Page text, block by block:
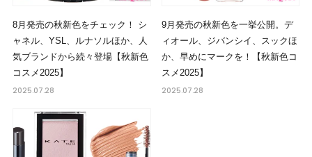
8月発売の秋新色をチェック！ シ
ャネル、YSL、ルナソルほか、人
気ブランドから続々登場【秋新色
コスメ2025】
2025.07.28
9月発売の秋新色を一挙公開。デ
ィオール、ジバンシイ、スックほ
か、早めにマークを！【秋新色コ
スメ2025】
2025.07.28